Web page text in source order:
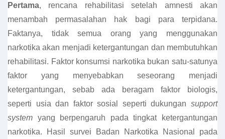
Pertama, rencana rehabilitasi setelah amnesti akan
menambah permasalahan hak bagi para terpidana.
Faktanya, tidak semua orang yang menggunakan
narkotika akan menjadi ketergantungan dan membutuhkan
rehabilitasi. Faktor konsumsi narkotika bukan satu-satunya
faktor yang menyebabkan seseorang menjadi
ketergantungan, sebab ada beragam faktor biologis,
seperti usia dan faktor sosial seperti dukungan support
system yang berpengaruh pada tingkat ketergantungan
narkotika. Hasil survei Badan Narkotika Nasional pada